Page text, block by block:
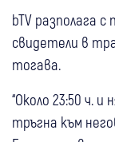
bTV разполага
свидетели в
тогава.
“Около 23:50 ч.
тръгна към